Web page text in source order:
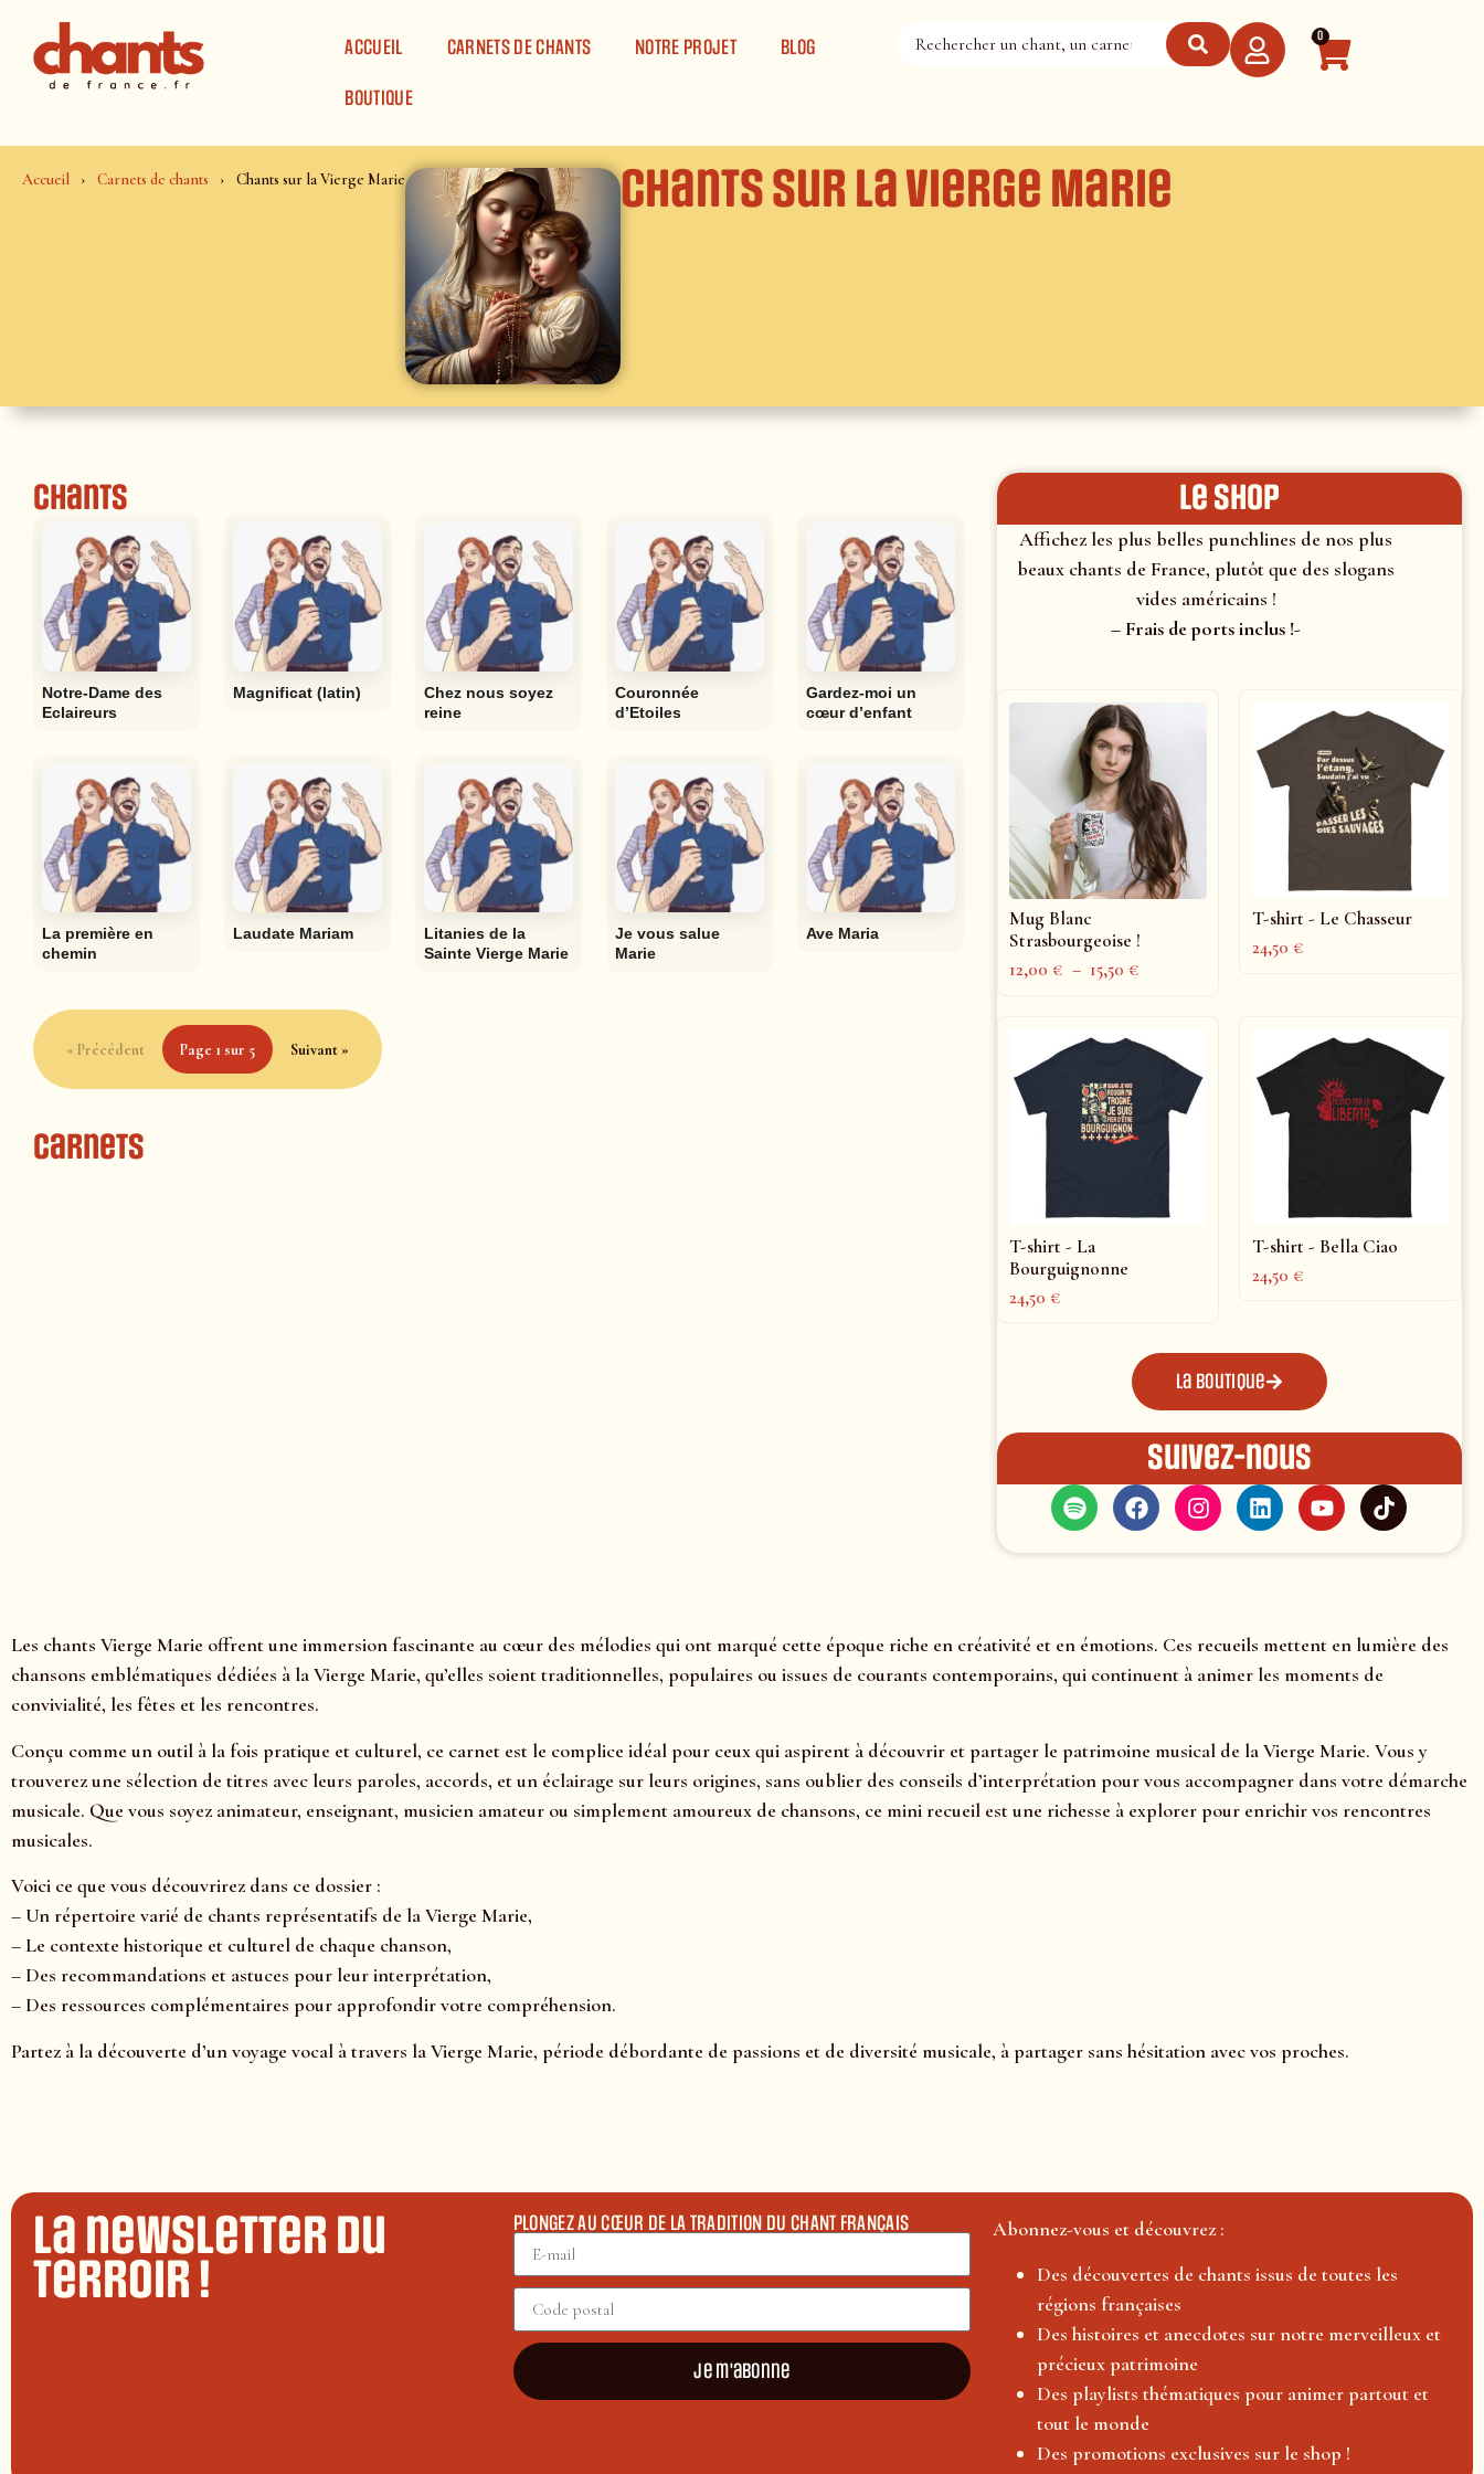
ACCUEIL
CARNETS DE CHANTS NOTRE PROJET BLOG
BOUTIQUE
0
Accueil Carnets de chants Chants sur la Vierge Marie Chants sur la Vierge Marie
Chants
Notre-Dame des
Eclaireurs
Magnificat (latin)
Chez nous soyez
reine
Couronnée
d’Etoiles
Gardez-moi un
cœur d’enfant
La première en
chemin
Laudate Mariam
Litanies de la
Sainte Vierge Marie
Je vous salue
Marie
Ave Maria
« Précédent Page 1 sur 5 Suivant »
Carnets
le shop
Affichez les plus belles punchlines de nos plus
beaux chants de France, plutôt que des slogans
vides américains !
– Frais de ports inclus !-
Mug Blanc
Strasbourgeoise !
12,00€ – 15,50€
T-shirt - Le Chasseur
24,50€
T-shirt - La
Bourguignonne
24,50€
T-shirt - Bella Ciao
24,50€
La boutique
Suivez-nous
Les chants Vierge Marie offrent une immersion fascinante au cœur des mélodies qui ont marqué cette époque riche en créativité et en émotions. Ces recueils mettent en lumière des
chansons emblématiques dédiées à la Vierge Marie, qu’elles soient traditionnelles, populaires ou issues de courants contemporains, qui continuent à animer les moments de
convivialité, les fêtes et les rencontres.
Conçu comme un outil à la fois pratique et culturel, ce carnet est le complice idéal pour ceux qui aspirent à découvrir et partager le patrimoine musical de la Vierge Marie. Vous y
trouverez une sélection de titres avec leurs paroles, accords, et un éclairage sur leurs origines, sans oublier des conseils d’interprétation pour vous accompagner dans votre démarche
musicale. Que vous soyez animateur, enseignant, musicien amateur ou simplement amoureux de chansons, ce mini recueil est une richesse à explorer pour enrichir vos rencontres
musicales.
Voici ce que vous découvrirez dans ce dossier :
– Un répertoire varié de chants représentatifs de la Vierge Marie,
– Le contexte historique et culturel de chaque chanson,
– Des recommandations et astuces pour leur interprétation,
– Des ressources complémentaires pour approfondir votre compréhension.
Partez à la découverte d’un voyage vocal à travers la Vierge Marie, période débordante de passions et de diversité musicale, à partager sans hésitation avec vos proches.
La newsletter du
terroir !
PLONGEZ AU CŒUR DE LA TRADITION DU CHANT FRANÇAIS
Je m'abonne
Abonnez-vous et découvrez :
Des découvertes de chants issus de toutes les
régions françaises
Des histoires et anecdotes sur notre merveilleux et
précieux patrimoine
Des playlists thématiques pour animer partout et
tout le monde
Des promotions exclusives sur le shop !